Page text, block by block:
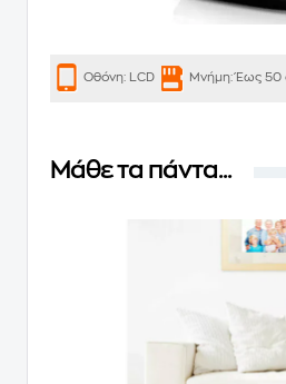
Οθόνη: LCD Μνήμη:Έως 50
Μάθε τα πάντα...